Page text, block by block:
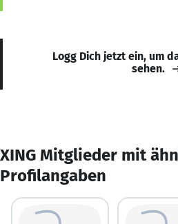
Logg Dich jetzt ein, um
sehen.
XING Mitglieder mit
Profilangaben